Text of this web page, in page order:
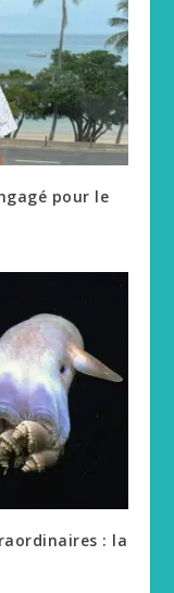
pour le
: la